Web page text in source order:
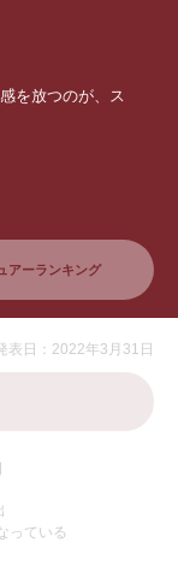
を放つのが、ス
アーランキング
表日：2022年3月31日
っている